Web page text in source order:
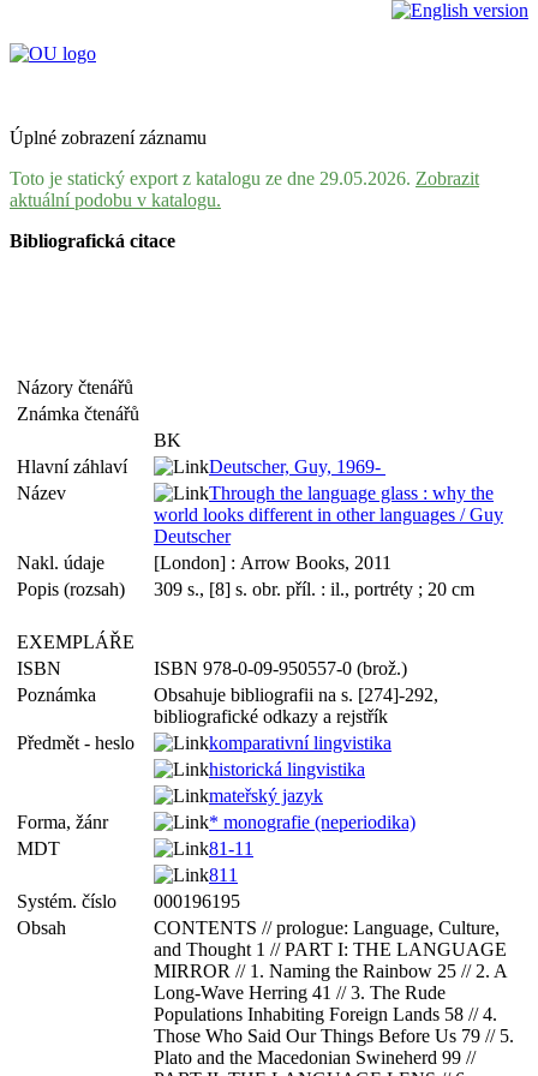
Úplné zobrazení záznamu
Toto je statický export z katalogu ze dne 29.05.2026. Zobrazit
aktuální podobu v katalogu.
Bibliografická citace
Názory čtenářů
Známka čtenářů
BK
Hlavní záhlaví
Deutscher, Guy, 1969-
Název
Through the language glass : why the
world looks different in other languages / Guy
Deutscher
Nakl. údaje
[London] : Arrow Books, 2011
Popis (rozsah)
309 s., [8] s. obr. příl. : il., portréty ; 20 cm
EXEMPLÁŘE
ISBN
ISBN 978-0-09-950557-0 (brož.)
Poznámka
Obsahuje bibliografii na s. [274]-292,
bibliografické odkazy a rejstřík
Předmět - heslo
komparativní lingvistika
historická lingvistika
mateřský jazyk
Forma, žánr
* monografie (neperiodika)
MDT
81-11
811
Systém. číslo
000196195
Obsah
CONTENTS // prologue: Language, Culture,
and Thought 1 // PART I: THE LANGUAGE
MIRROR // 1. Naming the Rainbow 25 // 2. A
Long-Wave Herring 41 // 3. The Rude
Populations Inhabiting Foreign Lands 58 // 4.
Those Who Said Our Things Before Us 79 // 5.
Plato and the Macedonian Swineherd 99 //